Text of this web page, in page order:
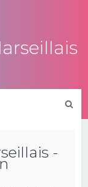
-